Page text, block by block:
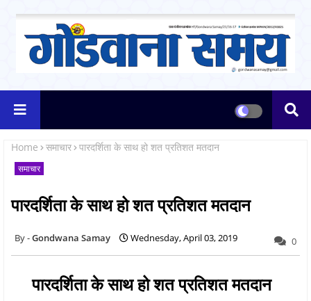
Home समाचार पारदर्शिता के साथ हो शत प्रतिशत मतदान
समाचार
पारदर्शिता के साथ हो शत प्रतिशत मतदान
Gondwana Samay Wednesday, April 03, 2019 0
पारदर्शिता के साथ हो शत प्रतिशत मतदान